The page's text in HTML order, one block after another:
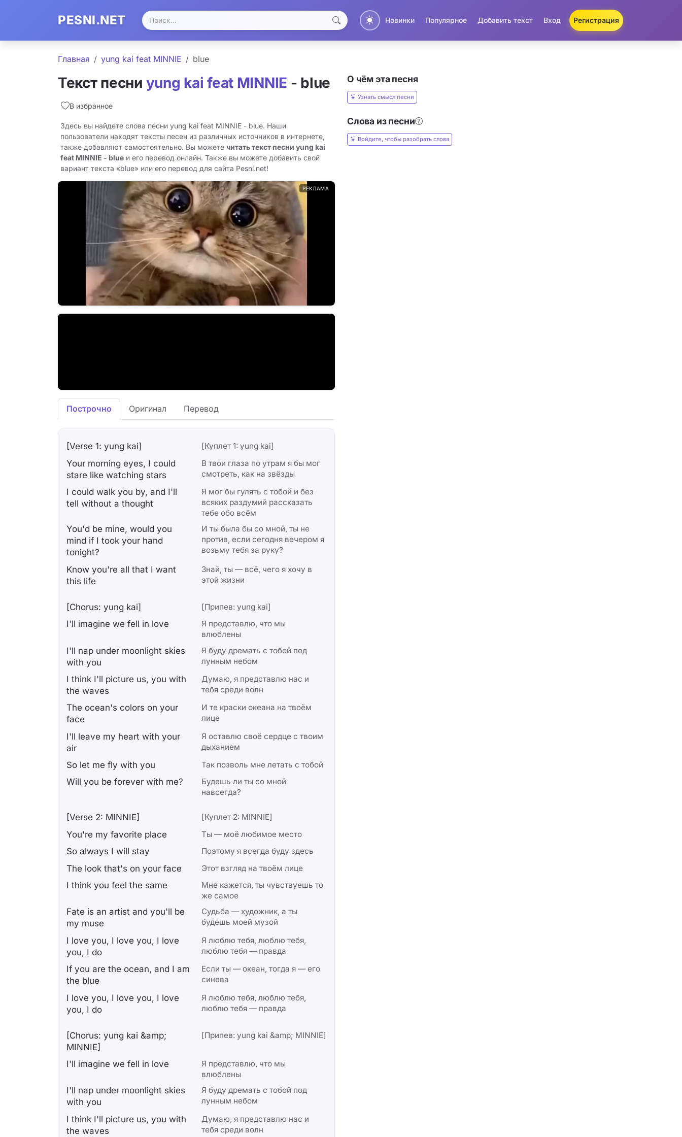
PESNI.NET Новинки Популярное Добавить текст Вход Регистрация
Главная yung kai feat MINNIE blue
Текст песни yung kai feat MINNIE - blue
В избранное
Здесь вы найдете слова песни yung kai feat MINNIE - blue. Наши
пользователи находят тексты песен из различных источников в интернете,
также добавляют самостоятельно. Вы можете читать текст песни yung kai
feat MINNIE - blue и его перевод онлайн. Также вы можете добавить свой
вариант текста «blue» или его перевод для сайта Pesni.net!
РЕКЛАМА
Построчно Оригинал Перевод
[Verse 1: yung kai] [Куплет 1: yung kai]
Your morning eyes, I could
stare like watching stars
В твои глаза по утрам я бы мог
смотреть, как на звёзды
I could walk you by, and I'll
tell without a thought
Я мог бы гулять с тобой и без
всяких раздумий рассказать
тебе обо всём
You'd be mine, would you
mind if I took your hand
tonight?
И ты была бы со мной, ты не
против, если сегодня вечером я
возьму тебя за руку?
Know you're all that I want
this life
Знай, ты — всё, чего я хочу в
этой жизни
[Chorus: yung kai] [Припев: yung kai]
I'll imagine we fell in love
Я представлю, что мы
влюблены
I'll nap under moonlight skies
with you
Я буду дремать с тобой под
лунным небом
I think I'll picture us, you with
the waves
Думаю, я представлю нас и
тебя среди волн
The ocean's colors on your
face
И те краски океана на твоём
лице
I'll leave my heart with your
air
Я оставлю своё сердце с твоим
дыханием
So let me fly with you Так позволь мне летать с тобой
Will you be forever with me?
Будешь ли ты со мной
навсегда?
[Verse 2: MINNIE] [Куплет 2: MINNIE]
You're my favorite place Ты — моё любимое место
So always I will stay Поэтому я всегда буду здесь
The look that's on your face Этот взгляд на твоём лице
I think you feel the same
Мне кажется, ты чувствуешь то
же самое
Fate is an artist and you'll be
my muse
Судьба — художник, а ты
будешь моей музой
I love you, I love you, I lovе
you, I do
Я люблю тебя, люблю тебя,
люблю тебя — правда
If you are the ocean, and I am
thе blue
Если ты — океан, тогда я — его
синева
I love you, I love you, I love
you, I do
Я люблю тебя, люблю тебя,
люблю тебя — правда
[Chorus: yung kai &amp;
MINNIE]
[Припев: yung kai &amp; MINNIE]
I'll imagine we fell in love
Я представлю, что мы
влюблены
I'll nap under moonlight skies
with you
Я буду дремать с тобой под
лунным небом
I think I'll picture us, you with
the waves
Думаю, я представлю нас и
тебя среди волн
О чём эта песня
Узнать смысл песни
Слова из песни
Войдите, чтобы разобрать слова